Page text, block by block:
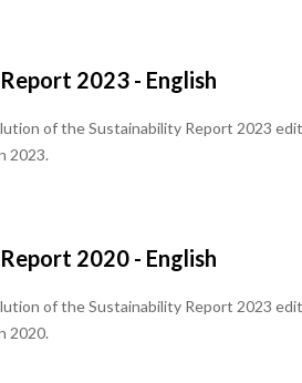
2023 - English
of the Sustainability Report 2023
2023.
2020 - English
of the Sustainability Report 2023
2020.